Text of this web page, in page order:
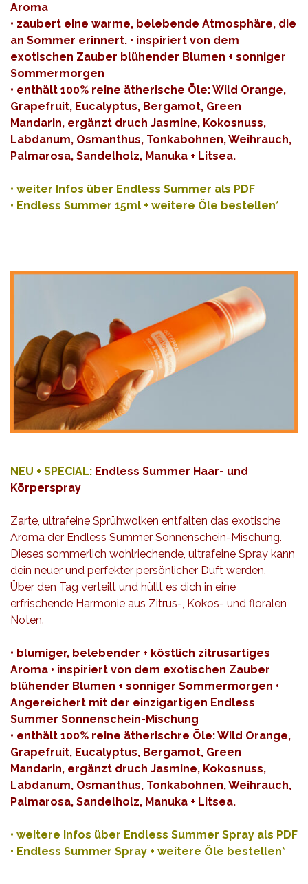
Aroma
• zaubert eine warme, belebende Atmosphäre, die
an Sommer erinnert. • inspiriert von dem
exotischen Zauber blühender Blumen + sonniger
Sommermorgen
• enthält 100% reine ätherische Öle: Wild Orange,
Grapefruit, Eucalyptus, Bergamot, Green
Mandarin, ergänzt druch Jasmine, Kokosnuss,
Labdanum, Osmanthus, Tonkabohnen, Weihrauch,
Palmarosa, Sandelholz, Manuka + Litsea.
• weiter Infos über Endless Summer als PDF
• Endless Summer 15ml + weitere Öle bestellen*
NEU + SPECIAL: Endless Summer Haar- und
Körperspray
Zarte, ultrafeine Sprühwolken entfalten das exotische
Aroma der Endless Summer Sonnenschein-Mischung.
Dieses sommerlich wohlriechende, ultrafeine Spray kann
dein neuer und perfekter persönlicher Duft werden.
Über den Tag verteilt und hüllt es dich in eine
erfrischende Harmonie aus Zitrus-, Kokos- und floralen
Noten.
• blumiger, belebender + köstlich zitrusartiges
Aroma • inspiriert von dem exotischen Zauber
blühender Blumen + sonniger Sommermorgen •
Angereichert mit der einzigartigen Endless
Summer Sonnenschein-Mischung
• enthält 100% reine ätherischre Öle: Wild Orange,
Grapefruit, Eucalyptus, Bergamot, Green
Mandarin, ergänzt druch Jasmine, Kokosnuss,
Labdanum, Osmanthus, Tonkabohnen, Weihrauch,
Palmarosa, Sandelholz, Manuka + Litsea.
• weitere Infos über Endless Summer Spray als PDF
• Endless Summer Spray + weitere Öle bestellen*